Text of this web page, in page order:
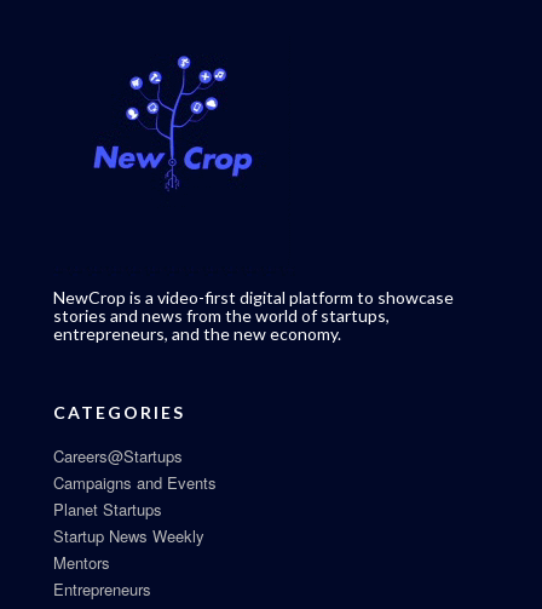
NewCrop is a video-first digital platform to showcase
stories and news from the world of startups,
entrepreneurs, and the new economy.
CATEGORIES
Careers@Startups
Campaigns and Events
Planet Startups
Startup News Weekly
Mentors
Entrepreneurs